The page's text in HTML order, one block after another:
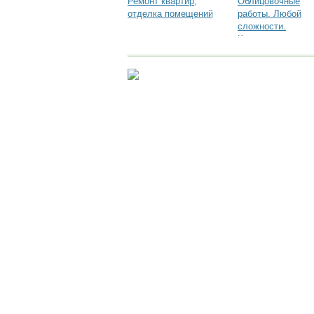
отделка помещений
работы. Любой
сложности.
Качественно и в